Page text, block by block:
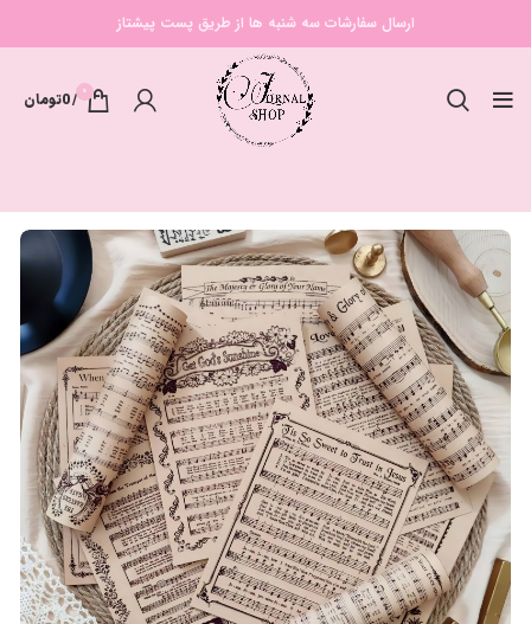
ارسال سفارشات سه شنبه ها از طریق پست پیشتاز
0
/
0تومان